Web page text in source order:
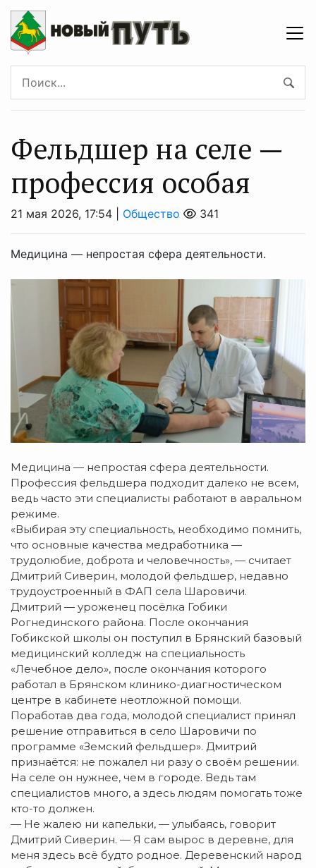
Фельдшер на селе —
профессия особая
21 мая 2026, 17:54 | Общество 341
Медицина — непростая сфера деятельности.
Медицина — непростая сфера деятельности.
Профессия фельдшера подходит далеко не всем,
ведь часто эти специалисты работают в авральном
режиме.
«Выбирая эту специальность, необходимо помнить,
что основные качества медработника —
трудолюбие, доброта и человечность», — считает
Дмитрий Сиверин, молодой фельдшер, недавно
трудоустроенный в ФАП села Шаровичи.
Дмитрий — уроженец посёлка Гобики
Рогнединского района. После окончания
Гобикской школы он поступил в Брянский базовый
медицинский колледж на специальность
«Лечебное дело», после окончания которого
работал в Брянском клинико-диагностическом
центре в кабинете неотложной помощи.
Поработав два года, молодой специалист принял
решение отправиться в село Шаровичи по
программе «Земский фельдшер». Дмитрий
признаётся: не пожалел ни разу о своём решении.
На селе он нужнее, чем в городе. Ведь там
специалистов много, а здесь людям помогать тоже
кто-то должен.
— Не жалею ни капельки, — улыбаясь, говорит
Дмитрий Сиверин. — Я сам вырос в деревне, для
меня здесь всё будто родное. Деревенский народ